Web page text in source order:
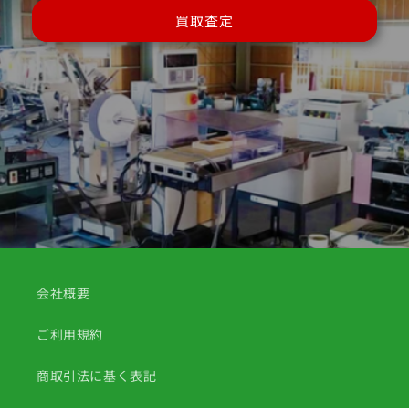
買取査定
会社概要
ご利用規約
商取引法に基く表記